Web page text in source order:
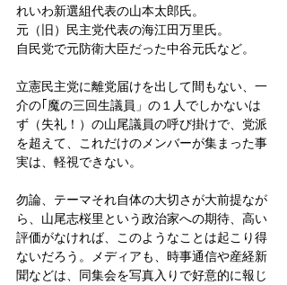
れいわ新選組代表の山本太郎氏。
元（旧）民主党代表の海江田万里氏。
自民党で元防衛大臣だった中谷元氏など。
立憲民主党に離党届けを出して間もない、一
介の｢魔の三回生議員」の１人でしかないは
ず（失礼！）の山尾議員の呼び掛けで、党派
を超えて、これだけのメンバーが集まった事
実は、軽視できない。
勿論、テーマそれ自体の大切さが大前提なが
ら、山尾志桜里という政治家への期待、高い
評価がなければ、このようなことは起こり得
ないだろう。メディアも、時事通信や産経新
聞などは、同集会を写真入りで好意的に報じ